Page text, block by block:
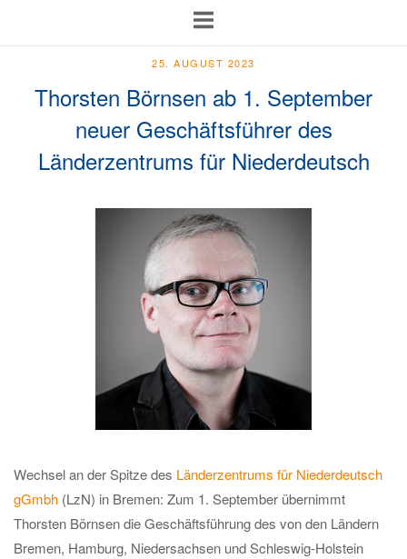
25. AUGUST 2023
Thorsten Börnsen ab 1. September
neuer Geschäftsführer des
Länderzentrums für Niederdeutsch
Wechsel an der Spitze des Länderzentrums für Niederdeutsch
gGmbh (LzN) in Bremen: Zum 1. September übernimmt
Thorsten Börnsen die Geschäftsführung des von den Ländern
Bremen, Hamburg, Niedersachsen und Schleswig-Holstein